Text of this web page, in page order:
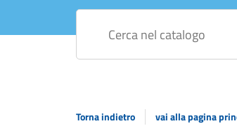
Cerca su "Catalogo"
Torna indietro vai alla pagina